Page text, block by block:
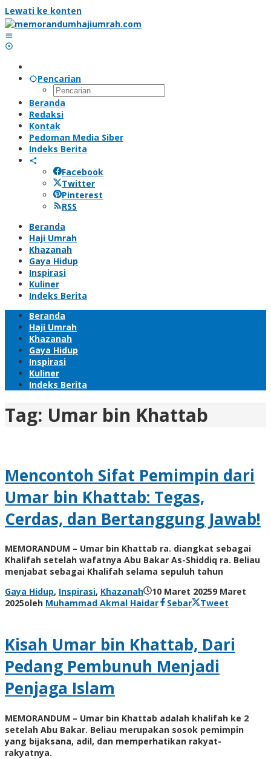
Lewati ke konten
Pencarian
Beranda
Redaksi
Kontak
Pedoman Media Siber
Indeks Berita
Facebook
Twitter
Pinterest
RSS
Beranda
Haji Umrah
Khazanah
Gaya Hidup
Inspirasi
Kuliner
Indeks Berita
Beranda
Haji Umrah
Khazanah
Gaya Hidup
Inspirasi
Kuliner
Indeks Berita
Tag: Umar bin Khattab
Mencontoh Sifat Pemimpin dari
Umar bin Khattab: Tegas,
Cerdas, dan Bertanggung Jawab!
MEMORANDUM – Umar bin Khattab ra. diangkat sebagai
Khalifah setelah wafatnya Abu Bakar As-Shiddiq ra. Beliau
menjabat sebagai Khalifah selama sepuluh tahun
Gaya Hidup, Inspirasi, Khazanah 10 Maret 20259 Maret
2025oleh Muhammad Akmal Haidar Sebar Tweet
Kisah Umar bin Khattab, Dari
Pedang Pembunuh Menjadi
Penjaga Islam
MEMORANDUM – Umar bin Khattab adalah khalifah ke 2
setelah Abu Bakar. Beliau merupakan sosok pemimpin
yang bijaksana, adil, dan memperhatikan rakyat-
rakyatnya.